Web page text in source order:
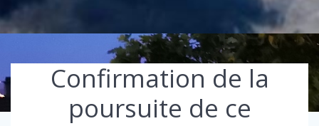
Confirmation de la
poursuite de ce